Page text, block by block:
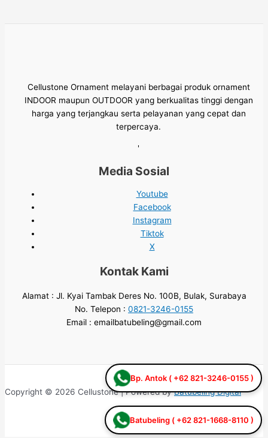
Cellustone Ornament melayani berbagai produk ornament
INDOOR maupun OUTDOOR yang berkualitas tinggi dengan
harga yang terjangkau serta pelayanan yang cepat dan
terpercaya.
'
Bp. Antok ( +62 821-3246-0155 )
Batubeling ( +62 821-1668-8110 )
Media Sosial
Youtube
Facebook
Instagram
Tiktok
X
Kontak Kami
Alamat : Jl. Kyai Tambak Deres No. 100B, Bulak, Surabaya
No. Telepon : 0821-3246-0155
Email : emailbatubeling@gmail.com
Copyright © 2026 Cellustone | Powered byBatubeling Digital